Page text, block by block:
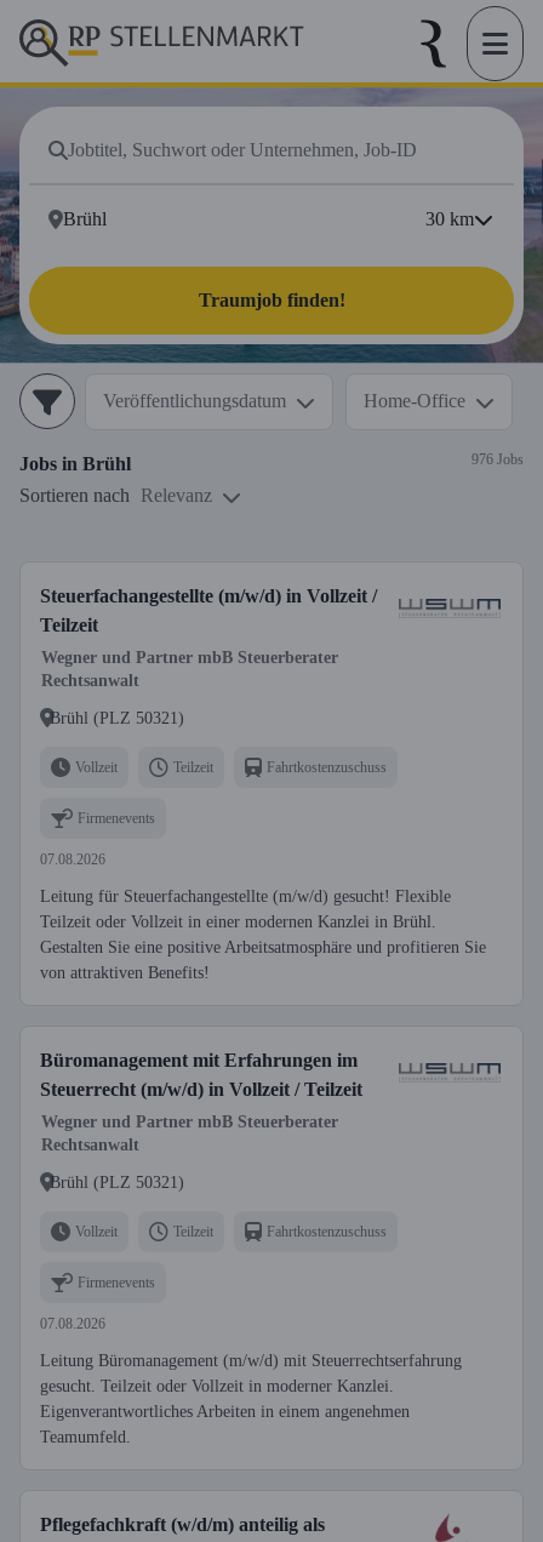
30 km
Traumjob finden!
Veröffentlichungsdatum Home-Office
Jobs in Brühl 976 Jobs
Sortieren nach Relevanz
Steuerfachangestellte (m/w/d) in Vollzeit /
Teilzeit
Wegner und Partner mbB Steuerberater
Rechtsanwalt
Brühl (PLZ 50321)
Vollzeit Teilzeit Fahrtkostenzuschuss
Firmenevents
07.08.2026
Leitung für Steuerfachangestellte (m/w/d) gesucht! Flexible
Teilzeit oder Vollzeit in einer modernen Kanzlei in Brühl.
Gestalten Sie eine positive Arbeitsatmosphäre und profitieren Sie
von attraktiven Benefits!
Büromanagement mit Erfahrungen im
Steuerrecht (m/w/d) in Vollzeit / Teilzeit
Wegner und Partner mbB Steuerberater
Rechtsanwalt
Brühl (PLZ 50321)
Vollzeit Teilzeit Fahrtkostenzuschuss
Firmenevents
07.08.2026
Leitung Büromanagement (m/w/d) mit Steuerrechtserfahrung
gesucht. Teilzeit oder Vollzeit in moderner Kanzlei.
Eigenverantwortliches Arbeiten in einem angenehmen
Teamumfeld.
Pflegefachkraft (w/d/m) anteilig als